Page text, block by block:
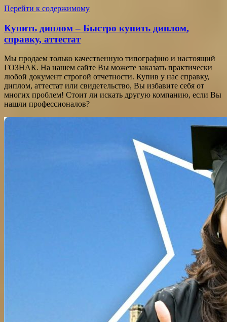
Перейти к содержимому
Купить диплом – Быстро купить диплом,
справку, аттестат
Мы продаем только качественную типографию и настоящий
ГОЗНАК. На нашем сайте Вы можете заказать практически
любой документ строгой отчетности. Купив у нас справку,
диплом, аттестат или свидетельство, Вы избавите себя от
многих проблем! Стоит ли искать другую компанию, если Вы
нашли профессионалов?